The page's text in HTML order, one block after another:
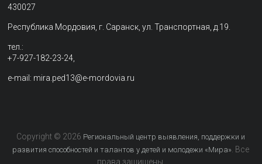
430027
Республика Мордовия, г. Саранск, ул. Транспортная, д.19.
тел.:
+7-927-182-23-24,
e-mail: mira.ped13@e-mordovia.ru
Copyright © 2026 Региональный центр выявления, поддержки и
развития способностей и талантов у детей и молодежи «Мира» . Все
права защищены.